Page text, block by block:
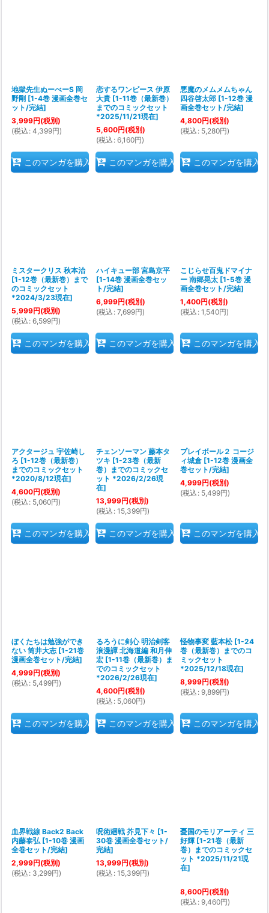
地獄先生ぬーべーS 岡
野剛 [1-4巻 漫画全巻セ
ット/完結]
3,999円(税別)
(税込 : 4,399円)
このマンガを購入
恋するワンピース 伊原
大貴 [1-11巻（最新巻）
までのコミックセット
*2025/11/21現在]
5,600円(税別)
(税込 : 6,160円)
このマンガを購入
悪魔のメムメムちゃん
四谷啓太郎 [1-12巻 漫
画全巻セット/完結]
4,800円(税別)
(税込 : 5,280円)
このマンガを購入
ミスタークリス 秋本治
[1-12巻（最新巻）まで
のコミックセット
*2024/3/23現在]
5,999円(税別)
(税込 : 6,599円)
このマンガを購入
ハイキュー部 宮島京平
[1-14巻 漫画全巻セッ
ト/完結]
6,999円(税別)
(税込 : 7,699円)
このマンガを購入
こじらせ百鬼ドマイナ
ー 南郷晃太 [1-5巻 漫
画全巻セット/完結]
1,400円(税別)
(税込 : 1,540円)
このマンガを購入
アクタージュ 宇佐崎し
ろ [1-12巻（最新巻）
までのコミックセット
*2020/8/12現在]
4,600円(税別)
(税込 : 5,060円)
このマンガを購入
チェンソーマン 藤本タ
ツキ [1-23巻（最新
巻）までのコミックセ
ット *2026/2/26現
在]
13,999円(税別)
(税込 : 15,399円)
このマンガを購入
プレイボール２ コージ
ィ城倉 [1-12巻 漫画全
巻セット/完結]
4,999円(税別)
(税込 : 5,499円)
このマンガを購入
ぼくたちは勉強ができ
ない 筒井大志 [1-21巻
漫画全巻セット/完結]
4,999円(税別)
(税込 : 5,499円)
このマンガを購入
るろうに剣心 明治剣客
浪漫譚 北海道編 和月伸
宏 [1-11巻（最新巻）ま
でのコミックセット
*2026/2/26現在]
4,600円(税別)
(税込 : 5,060円)
このマンガを購入
怪物事変 藍本松 [1-24
巻（最新巻）までのコ
ミックセット
*2025/12/18現在]
8,999円(税別)
(税込 : 9,899円)
このマンガを購入
血界戦線 Back2 Back
内藤泰弘 [1-10巻 漫画
全巻セット/完結]
2,999円(税別)
(税込 : 3,299円)
呪術廻戦 芥見下々 [1-
30巻 漫画全巻セット/
完結]
13,999円(税別)
(税込 : 15,399円)
憂国のモリアーティ 三
好輝 [1-21巻（最新
巻）までのコミックセ
ット *2025/11/21現
在]
8,600円(税別)
(税込 : 9,460円)